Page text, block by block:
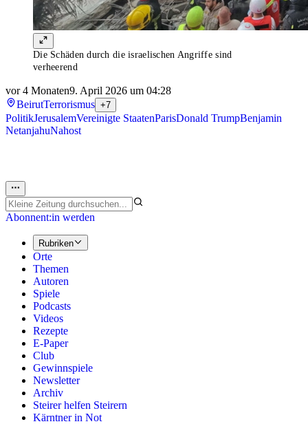
Die Schäden durch die israelischen Angriffe sind
verheerend
vor 4 Monaten9. April 2026 um 04:28
BeirutTerrorismus +7
PolitikJerusalemVereinigte StaatenParisDonald TrumpBenjamin
NetanjahuNahost
Abonnent:in werden
Rubriken
Orte
Themen
Autoren
Spiele
Podcasts
Videos
Rezepte
E-Paper
Club
Gewinnspiele
Newsletter
Archiv
Steirer helfen Steirern
Kärntner in Not